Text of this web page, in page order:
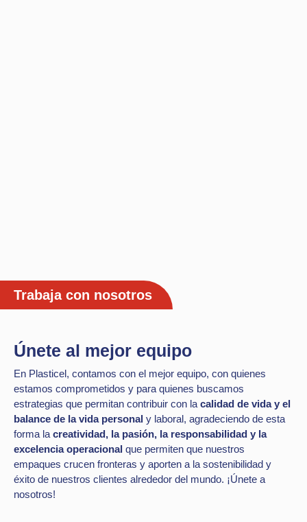
Trabaja con nosotros
Únete al mejor equipo
En Plasticel, contamos con el mejor equipo, con quienes
estamos comprometidos y para quienes buscamos
estrategias que permitan contribuir con la calidad de vida y el
balance de la vida personal y laboral, agradeciendo de esta
forma la creatividad, la pasión, la responsabilidad y la
excelencia operacional que permiten que nuestros
empaques crucen fronteras y aporten a la sostenibilidad y
éxito de nuestros clientes alrededor del mundo. ¡Únete a
nosotros!